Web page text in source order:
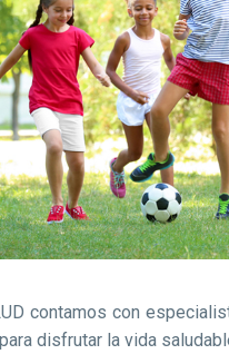
contamos con
disfrutar la vida